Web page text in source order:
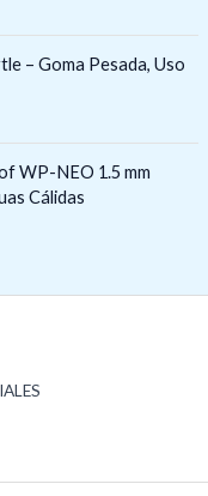
– Goma Pesada, Uso
WP-NEO 1.5 mm
Cálidas